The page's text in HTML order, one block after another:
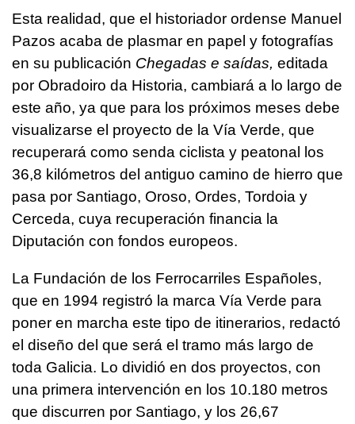
Esta realidad, que el historiador ordense Manuel
Pazos acaba de plasmar en papel y fotografías
en su publicación Chegadas e saídas, editada
por Obradoiro da Historia, cambiará a lo largo de
este año, ya que para los próximos meses debe
visualizarse el proyecto de la Vía Verde, que
recuperará como senda ciclista y peatonal los
36,8 kilómetros del antiguo camino de hierro que
pasa por Santiago, Oroso, Ordes, Tordoia y
Cerceda, cuya recuperación financia la
Diputación con fondos europeos.
La Fundación de los Ferrocarriles Españoles,
que en 1994 registró la marca Vía Verde para
poner en marcha este tipo de itinerarios, redactó
el diseño del que será el tramo más largo de
toda Galicia. Lo dividió en dos proyectos, con
una primera intervención en los 10.180 metros
que discurren por Santiago, y los 26,67